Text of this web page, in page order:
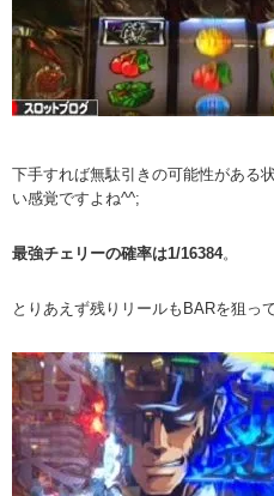
下手すれば無駄引きの可能性がある
い感覚ですよね^^;
最強チェリーの確率は1/16384。
とりあえず残りリールもBARを狙っ